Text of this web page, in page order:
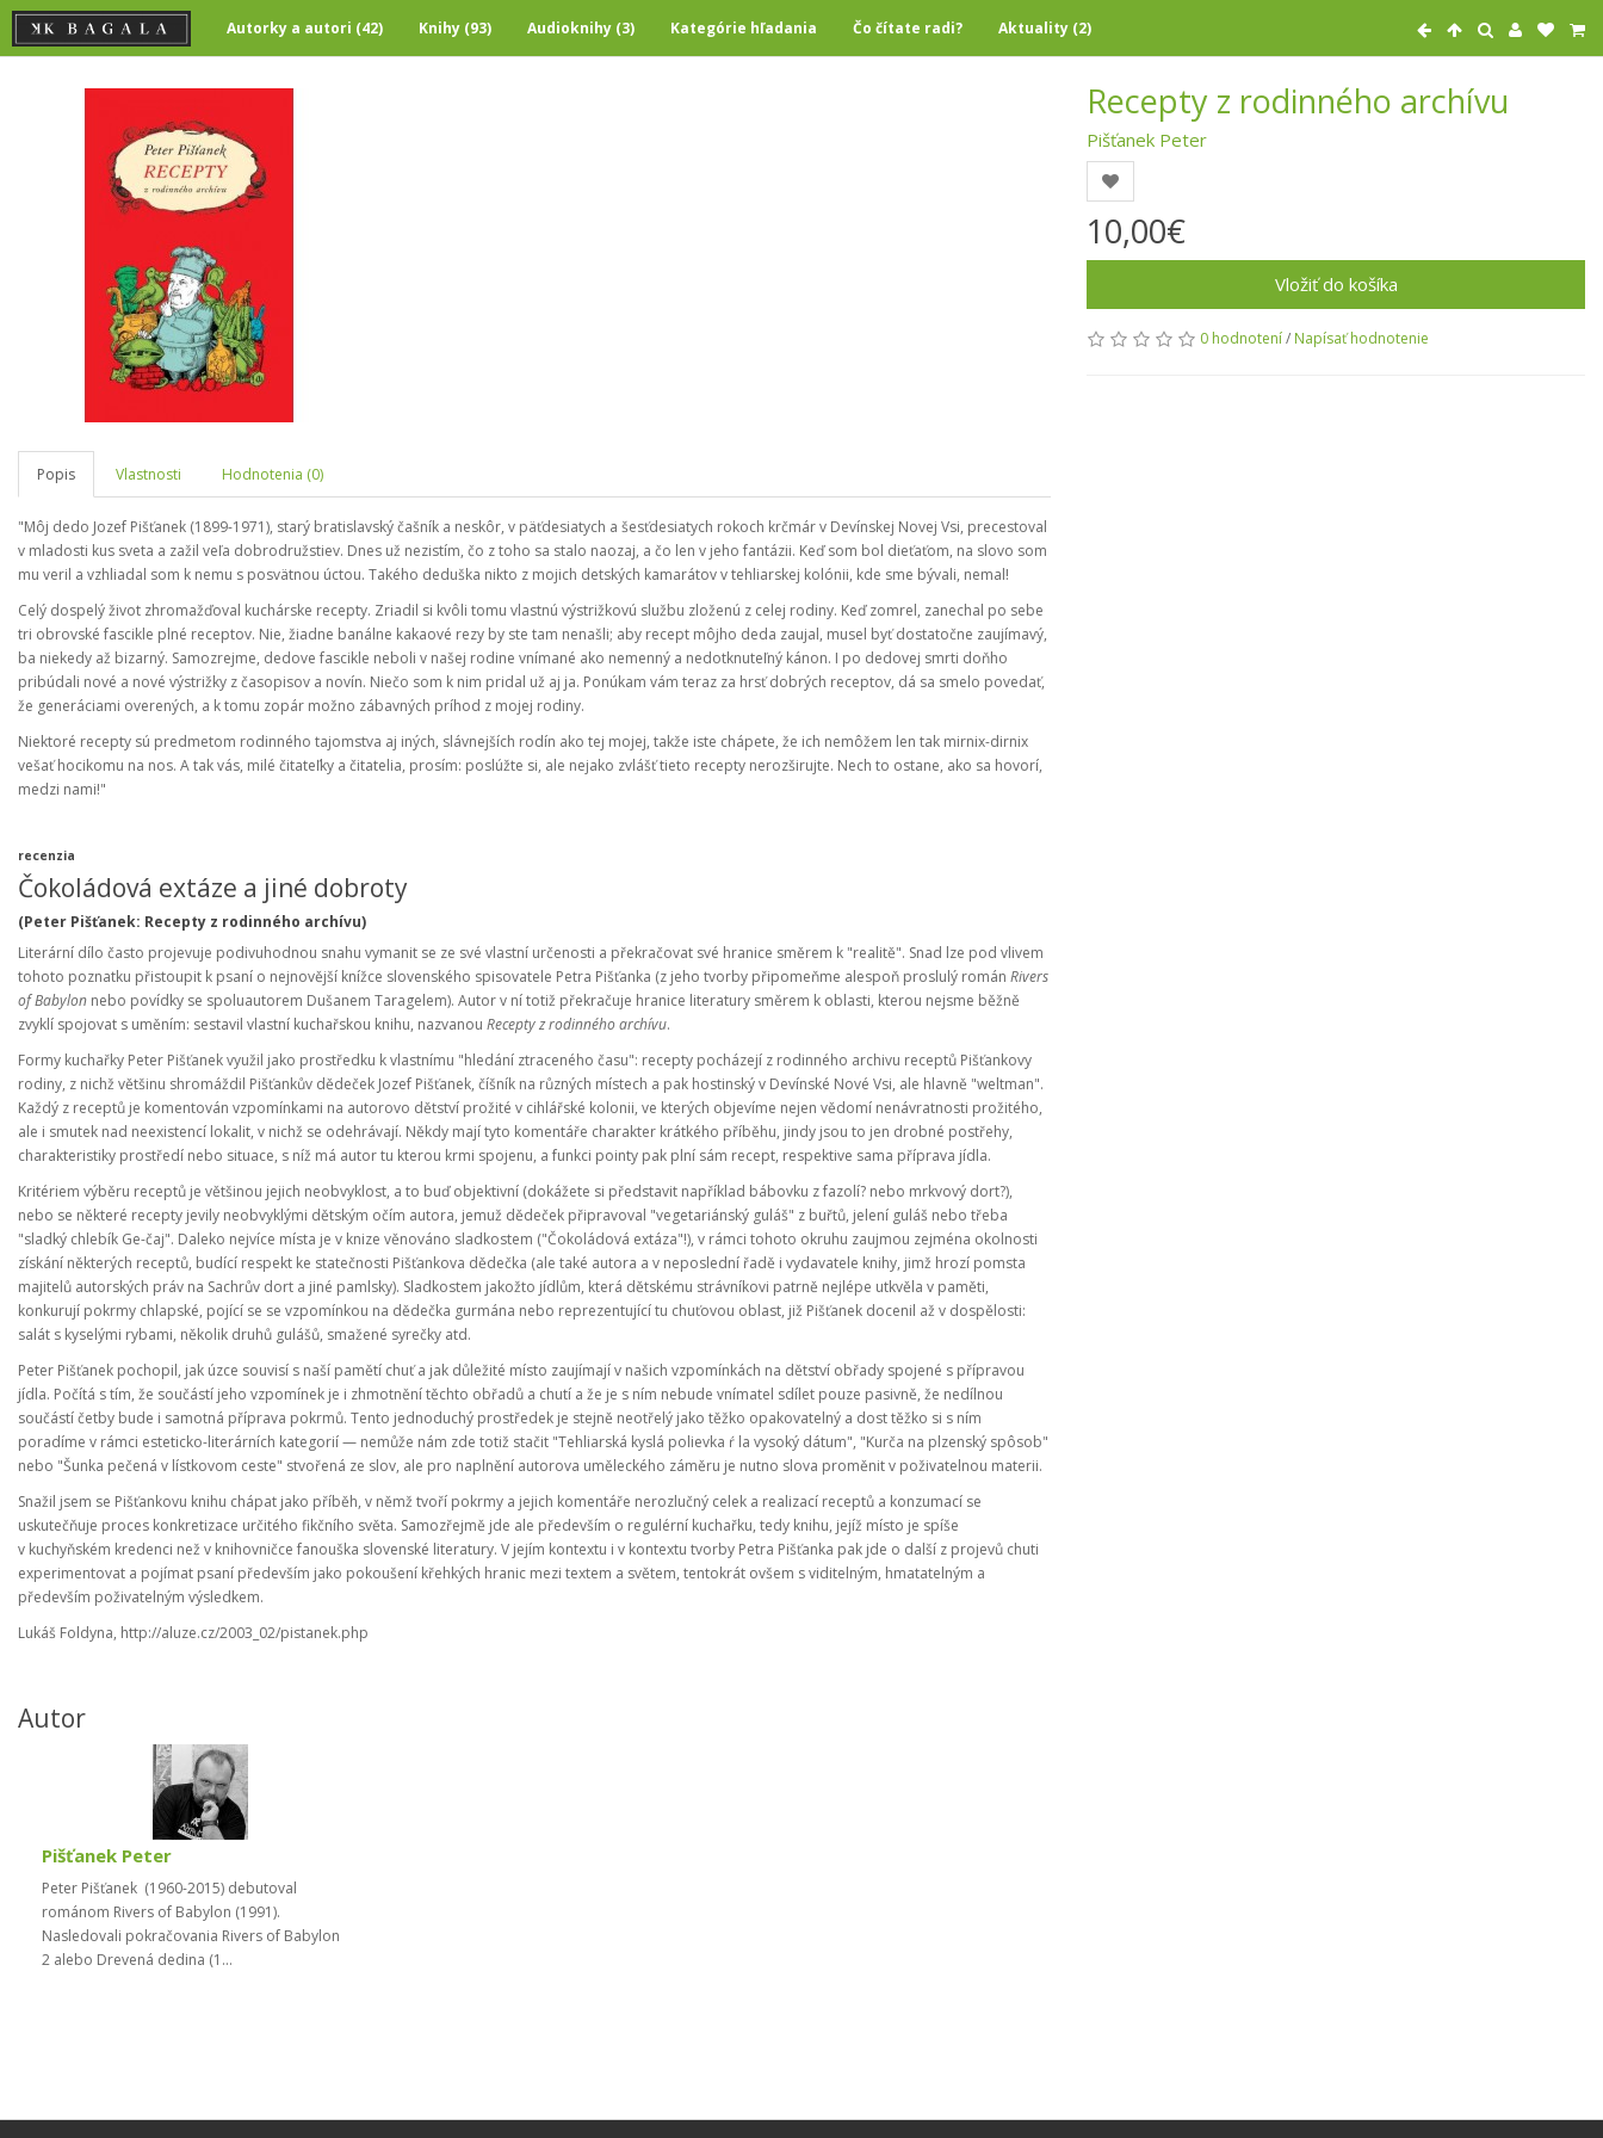
Autorky a autori (42) Knihy (93) Audioknihy (3) Kategórie hľadania Čo čítate radi? Aktuality (2)
Popis Vlastnosti Hodnotenia (0)
"Môj dedo Jozef Pišťanek (1899-1971), starý bratislavský čašník a neskôr, v päťdesiatych a šesťdesiatych rokoch krčmár v Devínskej Novej Vsi, precestoval
v mladosti kus sveta a zažil veľa dobrodružstiev. Dnes už nezistím, čo z toho sa stalo naozaj, a čo len v jeho fantázii. Keď som bol dieťaťom, na slovo som
mu veril a vzhliadal som k nemu s posvätnou úctou. Takého deduška nikto z mojich detských kamarátov v tehliarskej kolónii, kde sme bývali, nemal!
Celý dospelý život zhromažďoval kuchárske recepty. Zriadil si kvôli tomu vlastnú výstrižkovú službu zloženú z celej rodiny. Keď zomrel, zanechal po sebe
tri obrovské fascikle plné receptov. Nie, žiadne banálne kakaové rezy by ste tam nenašli; aby recept môjho deda zaujal, musel byť dostatočne zaujímavý,
ba niekedy až bizarný. Samozrejme, dedove fascikle neboli v našej rodine vnímané ako nemenný a nedotknuteľný kánon. I po dedovej smrti doňho
pribúdali nové a nové výstrižky z časopisov a novín. Niečo som k nim pridal už aj ja. Ponúkam vám teraz za hrsť dobrých receptov, dá sa smelo povedať,
že generáciami overených, a k tomu zopár možno zábavných príhod z mojej rodiny.
Niektoré recepty sú predmetom rodinného tajomstva aj iných, slávnejších rodín ako tej mojej, takže iste chápete, že ich nemôžem len tak mirnix-dirnix
vešať hocikomu na nos. A tak vás, milé čitateľky a čitatelia, prosím: poslúžte si, ale nejako zvlášť tieto recepty nerozširujte. Nech to ostane, ako sa hovorí,
medzi nami!"
recenzia
Čokoládová extáze a jiné dobroty
(Peter Pišťanek: Recepty z rodinného archívu)
Literární dílo často projevuje podivuhodnou snahu vymanit se ze své vlastní určenosti a překračovat své hranice směrem k "realitě". Snad lze pod vlivem
tohoto poznatku přistoupit k psaní o nejnovější knížce slovenského spisovatele Petra Pišťanka (z jeho tvorby připomeňme alespoň proslulý román Rivers
of Babylon nebo povídky se spoluautorem Dušanem Taragelem). Autor v ní totiž překračuje hranice literatury směrem k oblasti, kterou nejsme běžně
zvyklí spojovat s uměním: sestavil vlastní kuchařskou knihu, nazvanou Recepty z rodinného archívu.
Formy kuchařky Peter Pišťanek využil jako prostředku k vlastnímu "hledání ztraceného času": recepty pocházejí z rodinného archivu receptů Pišťankovy
rodiny, z nichž většinu shromáždil Pišťankův dědeček Jozef Pišťanek, číšník na různých místech a pak hostinský v Devínské Nové Vsi, ale hlavně "weltman".
Každý z receptů je komentován vzpomínkami na autorovo dětství prožité v cihlářské kolonii, ve kterých objevíme nejen vědomí nenávratnosti prožitého,
ale i smutek nad neexistencí lokalit, v nichž se odehrávají. Někdy mají tyto komentáře charakter krátkého příběhu, jindy jsou to jen drobné postřehy,
charakteristiky prostředí nebo situace, s níž má autor tu kterou krmi spojenu, a funkci pointy pak plní sám recept, respektive sama příprava jídla.
Kritériem výběru receptů je většinou jejich neobvyklost, a to buď objektivní (dokážete si představit například bábovku z fazolí? nebo mrkvový dort?),
nebo se některé recepty jevily neobvyklými dětským očím autora, jemuž dědeček připravoval "vegetariánský guláš" z buřtů, jelení guláš nebo třeba
"sladký chlebík Ge-čaj". Daleko nejvíce místa je v knize věnováno sladkostem ("Čokoládová extáza"!), v rámci tohoto okruhu zaujmou zejména okolnosti
získání některých receptů, budící respekt ke statečnosti Pišťankova dědečka (ale také autora a v neposlední řadě i vydavatele knihy, jimž hrozí pomsta
majitelů autorských práv na Sachrův dort a jiné pamlsky). Sladkostem jakožto jídlům, která dětskému strávníkovi patrně nejlépe utkvěla v paměti,
konkurují pokrmy chlapské, pojící se se vzpomínkou na dědečka gurmána nebo reprezentující tu chuťovou oblast, již Pišťanek docenil až v dospělosti:
salát s kyselými rybami, několik druhů gulášů, smažené syrečky atd.
Peter Pišťanek pochopil, jak úzce souvisí s naší pamětí chuť a jak důležité místo zaujímají v našich vzpomínkách na dětství obřady spojené s přípravou
jídla. Počítá s tím, že součástí jeho vzpomínek je i zhmotnění těchto obřadů a chutí a že je s ním nebude vnímatel sdílet pouze pasivně, že nedílnou
součástí četby bude i samotná příprava pokrmů. Tento jednoduchý prostředek je stejně neotřelý jako těžko opakovatelný a dost těžko si s ním
poradíme v rámci esteticko-literárních kategorií — nemůže nám zde totiž stačit "Tehliarská kyslá polievka ŕ la vysoký dátum", "Kurča na plzenský spôsob"
nebo "Šunka pečená v lístkovom ceste" stvořená ze slov, ale pro naplnění autorova uměleckého záměru je nutno slova proměnit v poživatelnou materii.
Snažil jsem se Pišťankovu knihu chápat jako příběh, v němž tvoří pokrmy a jejich komentáře nerozlučný celek a realizací receptů a konzumací se
uskutečňuje proces konkretizace určitého fikčního světa. Samozřejmě jde ale především o regulérní kuchařku, tedy knihu, jejíž místo je spíše
v kuchyňském kredenci než v knihovničce fanouška slovenské literatury. V jejím kontextu i v kontextu tvorby Petra Pišťanka pak jde o další z projevů chuti
experimentovat a pojímat psaní především jako pokoušení křehkých hranic mezi textem a světem, tentokrát ovšem s viditelným, hmatatelným a
především poživatelným výsledkem.
Lukáš Foldyna, http://aluze.cz/2003_02/pistanek.php
Recepty z rodinného archívu
Pišťanek Peter
10,00€
Vložiť do košíka
0 hodnotení/ Napísať hodnotenie
Autor
Pišťanek Peter
Peter Pišťanek (1960-2015) debutoval
románom Rivers of Babylon (1991).
Nasledovali pokračovania Rivers of Babylon
2 alebo Drevená dedina (1...